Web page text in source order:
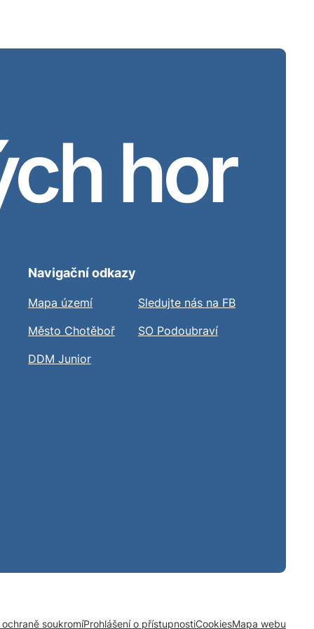
hor
Navigační odkazy
Mapa území
Sledujte nás na FB
Město Chotěboř
SO Podoubraví
DDM Junior
ochraně soukromíProhlášení o přístupnostiCookiesMapa webu